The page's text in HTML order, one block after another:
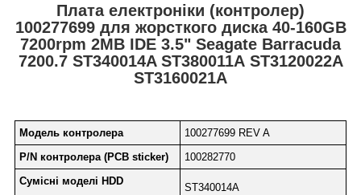
Плата електроніки (контролер)
100277699 для жорсткого диска 40-160GB
7200rpm 2MB IDE 3.5" Seagate Barracuda
7200.7 ST340014A ST380011A ST3120022A
ST3160021A
Модель контролера
100277699 REV A
P/N контролера (PCB sticker)
100282770
Сумісні моделі HDD
ST340014A